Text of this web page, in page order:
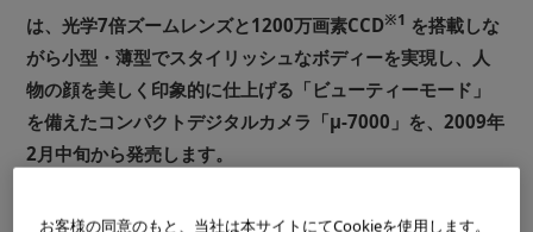
は、光学7倍ズームレンズと1200万画素CCD※1 を搭載しな
がら小型・薄型でスタイリッシュなボディーを実現し、人
物の顔を美しく印象的に仕上げる「ビューティーモード」
を備えたコンパクトデジタルカメラ「μ-7000」を、2009年
2月中旬から発売します。
主な特長
お客様の同意のもと、当社は本サイトにてCookieを使用します。